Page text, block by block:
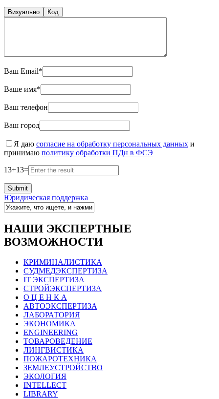
Визуально Код
Ваш Email*
Ваше имя*
Ваш телефон
Ваш город
Я даю согласие на обработку персональных данных и
принимаю политику обработки ПДн в ФСЭ
13+13=
Юридическая поддержка
НАШИ ЭКСПЕРТНЫЕ
ВОЗМОЖНОСТИ
КРИМИНАЛИСТИКА
СУДМЕДЭКСПЕРТИЗА
IT ЭКСПЕРТИЗА
СТРОЙЭКСПЕРТИЗА
О Ц Е Н К А
АВТОЭКСПЕРТИЗА
ЛАБОРАТОРИЯ
ЭКОНОМИКА
ENGINEERING
ТОВАРОВЕДЕНИЕ
ЛИНГВИСТИКА
ПОЖАРОТЕХНИКА
ЗЕМЛЕУСТРОЙСТВО
ЭКОЛОГИЯ
INTELLECT
LIBRARY